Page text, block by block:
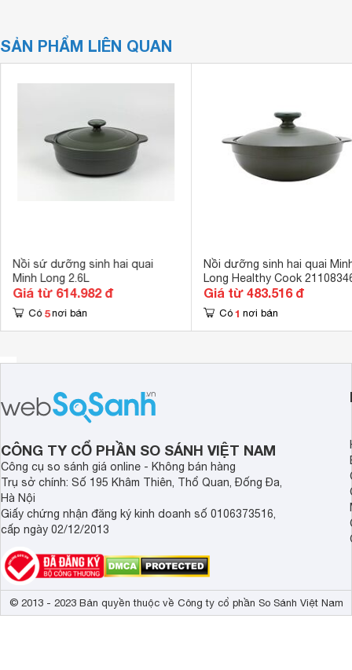
SẢN PHẨM LIÊN QUAN
Nồi sứ dưỡng sinh hai quai
Minh Long 2.6L
Giá từ 614.982 đ
Có 5 nơi bán
Nồi dưỡng sinh hai quai
Long Healthy Cook
Giá từ 483.516 đ
Có 1 nơi bán
CÔNG TY CỔ PHẦN SO SÁNH VIỆT NAM
Công cụ so sánh giá online - Không bán hàng
Trụ sở chính: Số 195 Khâm Thiên, Thổ Quan, Đống Đa,
Hà Nội
Giấy chứng nhận đăng ký kinh doanh số 0106373516,
cấp ngày 02/12/2013
© 2013 - 2023 Bản quyền thuộc về Công ty cổ phần So Sánh Việt Nam